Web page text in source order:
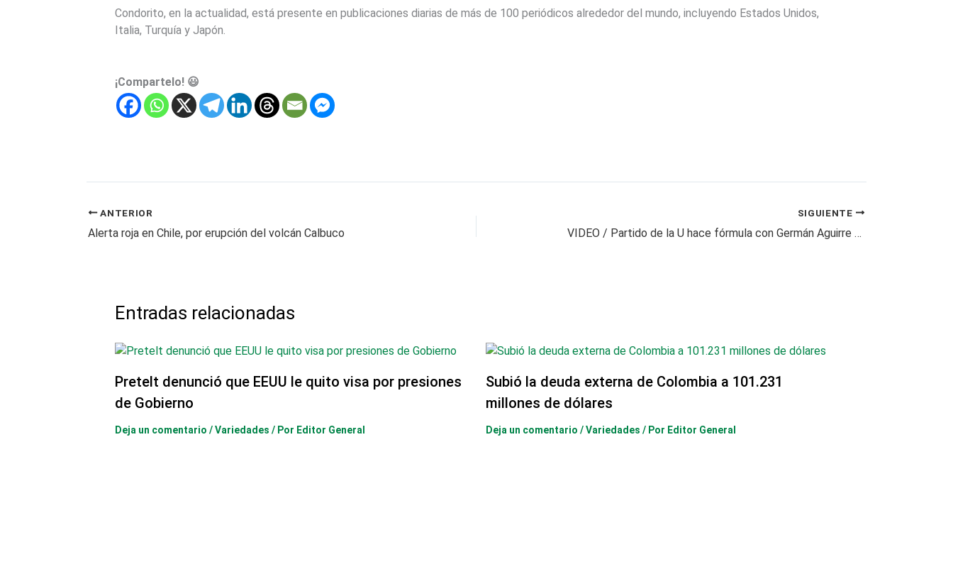
Condorito, en la actualidad, está presente en publicaciones diarias de más de 100 periódicos alrededor del mundo, incluyendo Estados Unidos,
Italia, Turquía y Japón.
¡Compartelo! 😃
ANTERIOR
Alerta roja en Chile, por erupción del volcán Calbuco
SIGUIENTE
VIDEO / Partido de la U hace fórmula con Germán Aguirre Muñoz
Entradas relacionadas
Pretelt denunció que EEUU le quito visa por presiones
de Gobierno
Deja un comentario /Variedades / Por Editor General
Subió la deuda externa de Colombia a 101.231
millones de dólares
Deja un comentario /Variedades / Por Editor General